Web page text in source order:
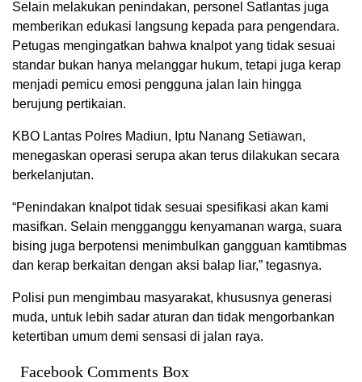
Selain melakukan penindakan, personel Satlantas juga
memberikan edukasi langsung kepada para pengendara.
Petugas mengingatkan bahwa knalpot yang tidak sesuai
standar bukan hanya melanggar hukum, tetapi juga kerap
menjadi pemicu emosi pengguna jalan lain hingga
berujung pertikaian.
KBO Lantas Polres Madiun, Iptu Nanang Setiawan,
menegaskan operasi serupa akan terus dilakukan secara
berkelanjutan.
“Penindakan knalpot tidak sesuai spesifikasi akan kami
masifkan. Selain mengganggu kenyamanan warga, suara
bising juga berpotensi menimbulkan gangguan kamtibmas
dan kerap berkaitan dengan aksi balap liar,” tegasnya.
Polisi pun mengimbau masyarakat, khususnya generasi
muda, untuk lebih sadar aturan dan tidak mengorbankan
ketertiban umum demi sensasi di jalan raya.
Facebook Comments Box